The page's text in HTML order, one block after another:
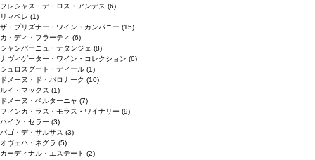
フレシャス・デ・ロス・アンデス (6)
リマペレ (1)
ザ・プリズナー・ワイン・カンパニー (15)
カ・ディ・フラーティ (6)
シャンパーニュ・テタンジェ (8)
ナヴィゲーター・ワイン・コレクション (6)
シュロスグート・ディール (1)
ドメーヌ・ド・バロナーク (10)
ルイ・マックス (1)
ドメーヌ・ベルターニャ (7)
フィンカ・ラス・モラス・ワイナリー (9)
ハイツ・セラー (3)
パゴ・デ・サルサス (3)
オヴェハ・ネグラ (5)
カーディナル・エステート (2)